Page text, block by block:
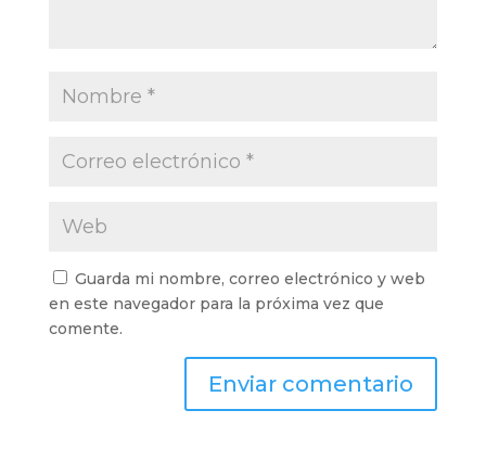
Guarda mi nombre, correo electrónico y web
en este navegador para la próxima vez que
comente.